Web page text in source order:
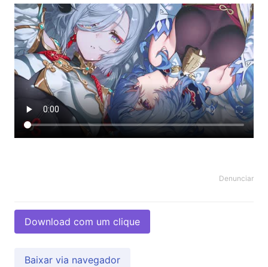
Denunciar
Download com um clique
Baixar via navegador